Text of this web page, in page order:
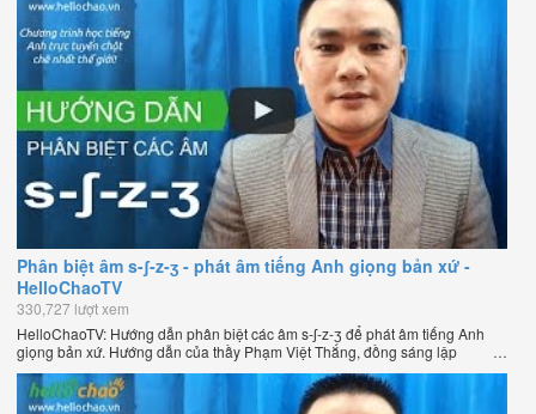
dạy tiếng Anh trực tuyến chặt chẽ nhất thế giới.
Phân biệt âm s-ʃ-z-ʒ - phát âm tiếng Anh giọng bản xứ -
HelloChaoTV
330,727 lượt xem
HelloChaoTV: Hướng dẫn phân biệt các âm s-ʃ-z-ʒ để phát âm tiếng Anh
giọng bản xứ. Hướng dẫn của thầy Phạm Việt Thắng, đồng sáng lập
HelloChao.vn - Chương trình dạy tiếng Anh trực tuyến chặt chẽ nhất thế
giới.